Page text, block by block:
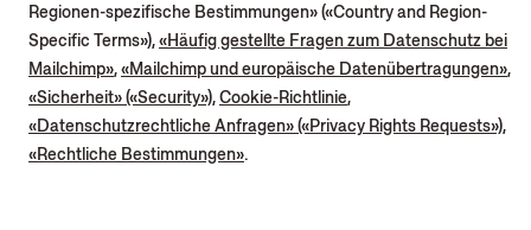
Regionen-spezifische Bestimmungen» («Country and Region-
Specific Terms»),«Häufig gestellte Fragen zum Datenschutz bei
Mailchimp»,«Mailchimp und europäische Datenübertragungen»,
«Sicherheit» («Security»),Cookie-Richtlinie,
«Datenschutzrechtliche Anfragen» («Privacy Rights Requests»),
«Rechtliche Bestimmungen».